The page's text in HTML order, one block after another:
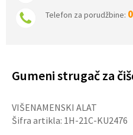
Telefon za porudžbine:
Gumeni strugač za
VIŠENAMENSKI ALAT
Šifra artikla: 1H-21C-KU2476